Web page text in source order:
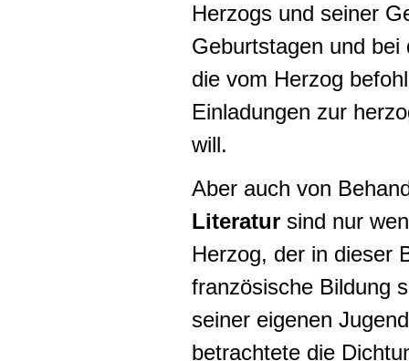
Herzogs und seiner
Geburtstagen und
die vom Herzog
Einladungen zur
will.
Aber auch von
Literatur sind nur
Herzog, der in dieser
französische Bildung
seiner eigenen
betrachtete die